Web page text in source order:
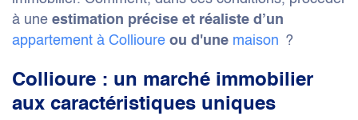
à une estimation précise et réaliste d’un
appartement à Collioure ou d'une maison ?
Collioure : un marché immobilier
aux caractéristiques uniques